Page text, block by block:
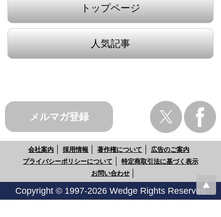
トップページ
人気記事
メルマガ登録
会社案内 採用情報 著作権について
広告のご案内
プライバシーポリシーについて
特定商取引法に基づく表示
お問い合わせ
Copyright © 1997-2026 Wedge Rights Reserved